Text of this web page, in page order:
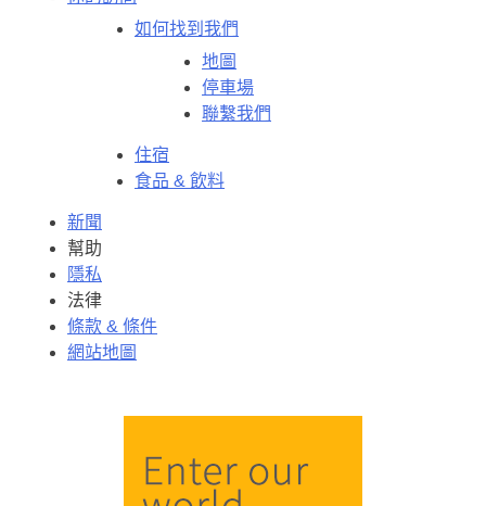
如何找到我們
地圖
停車場
聯繫我們
住宿
食品 & 飲料
新聞
幫助
隱私
法律
條款 & 條件
網站地圖